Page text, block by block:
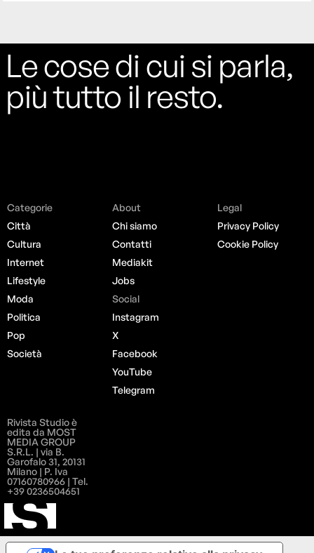
Le cose di cui si parla,
più tutto il resto.
Categorie
Città
Cultura
Internet
Lifestyle
Moda
Politica
Pop
Società
About
Chi siamo
Contatti
Mediakit
Jobs
Social
Instagram
X
Facebook
YouTube
Telegram
Legal
Privacy Policy
Cookie Policy
Rivista Studio è
edita da MOST
MEDIA GROUP
S.R.L. | via B.
Garofalo 31, 20131
Milano | P. Iva
07160780966 | Tel.
+39 0236504651